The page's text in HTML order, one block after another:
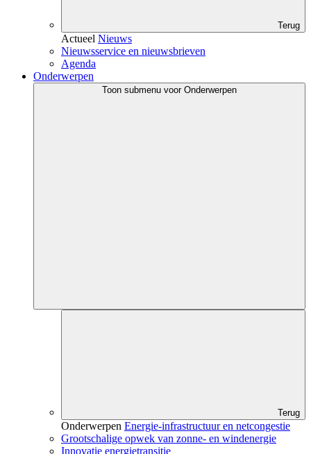
Terug
Actueel Nieuws
Nieuwsservice en nieuwsbrieven
Agenda
Onderwerpen
Toon submenu voor Onderwerpen
Terug
Onderwerpen Energie-infrastructuur en netcongestie
Grootschalige opwek van zonne- en windenergie
Innovatie energietransitie